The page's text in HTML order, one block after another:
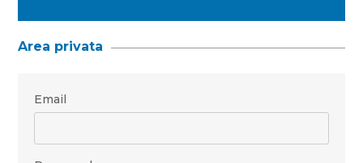
Area privata
Email